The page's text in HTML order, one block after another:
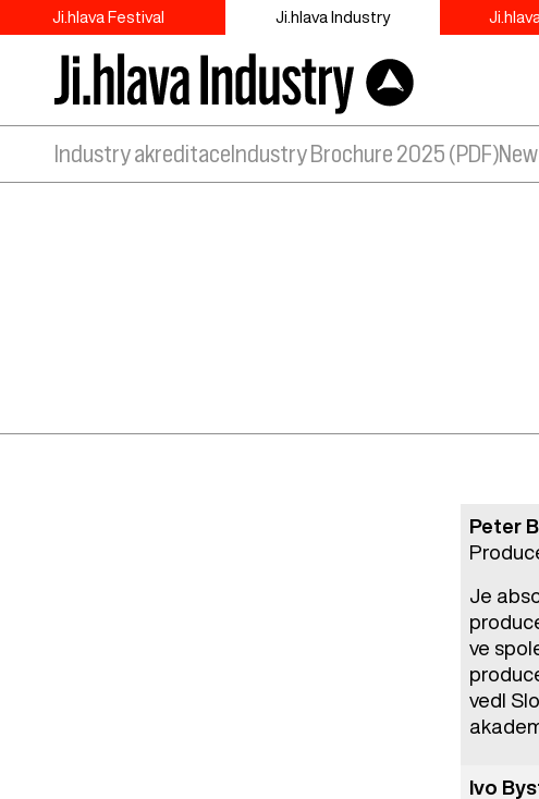
Ji.hlava Festival Ji.hlava Industry
Industry akreditace Industry Brochure 2025 (PDF)
Peter
Je
ve
vedl
Ivo